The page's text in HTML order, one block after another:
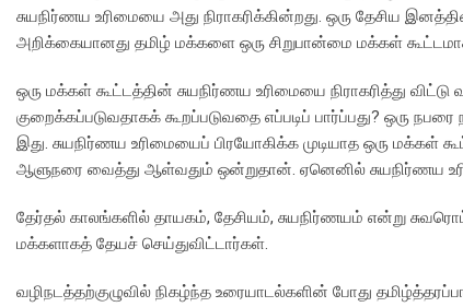
சுயநிர்ணய உரிமையை அது நிராகரிக்கின்றது. ஒரு தேசிய
அறிக்கையானது தமிழ் மக்களை ஒரு சிறுபான்மை மக்கள்
ஒரு மக்கள் கூட்டத்தின் சுயநிர்ணய உரிமையை நிராகரித்து
குறைக்கப்படுவதாகக் கூறப்படுவதை எப்படிப் பார்ப்பது? ஒரு
இது. சுயநிர்ணய உரிமையைப் பிரயோகிக்க முடியாத ஒரு
ஆளுநரை வைத்து ஆள்வதும் ஒன்றுதான். ஏனெனில் சுயநிர்ணய
தேர்தல் காலங்களில் தாயகம், தேசியம், சுயநிர்ணயம் என்று
மக்களாகத் தேயச் செய்துவிட்டார்கள்.
வழிநடத்தற்குழுவில் நிகழ்ந்த உரையாடல்களின் போது